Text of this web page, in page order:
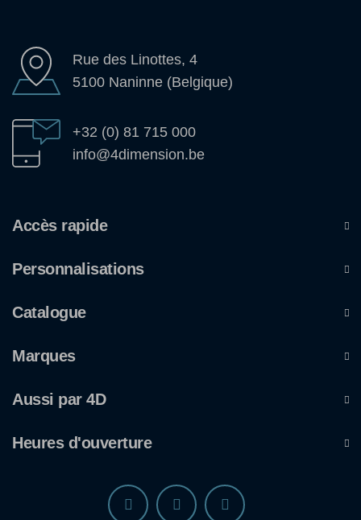
Rue des Linottes, 4
5100 Naninne (Belgique)
+32 (0) 81 715 000
info@4dimension.be
Accès rapide
Personnalisations
Catalogue
Marques
Aussi par 4D
Heures d'ouverture